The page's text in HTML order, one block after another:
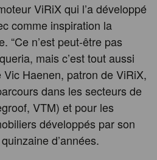
ViRiX qui l’a développé
comme inspiration la
“Ce n’est peut-être pas
mais c’est tout aussi
Haenen, patron de ViRiX,
dans les secteurs de
VTM) et pour les
développés par son
d’années.